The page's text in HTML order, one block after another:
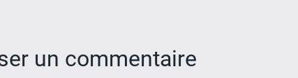
un commentaire